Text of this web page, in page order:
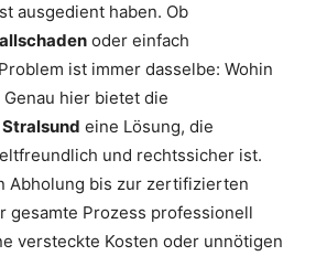
ausgedient haben. Ob
oder einfach
ist immer dasselbe: Wohin
hier bietet die
Stralsund eine Lösung, die
und rechtssicher ist.
Abholung bis zur zertifizierten
gesamte Prozess professionell
versteckte Kosten oder unnötigen